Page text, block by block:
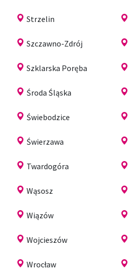
Strzelin
Szczawno-Zdrój
Szklarska Poręba
Środa Śląska
Świebodzice
Świerzawa
Twardogóra
Wąsosz
Wiązów
Wojcieszów
Wrocław